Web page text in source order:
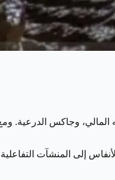
وجاكس الدرعية.
إلى المنشآت التفاعلية